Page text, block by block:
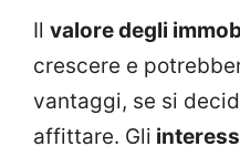
Il valore degli
crescere e
vantaggi, se si
affittare. Gli